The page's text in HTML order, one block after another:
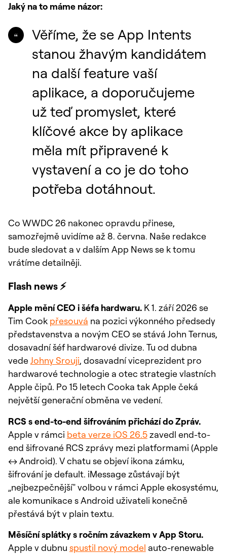
Jaký na to máme názor:
Věříme, že se App Intents
stanou žhavým kandidátem
na další feature vaší
aplikace, a doporučujeme
už teď promyslet, které
klíčové akce by aplikace
měla mít připravené k
vystavení a co je do toho
potřeba dotáhnout.
Co WWDC 26 nakonec opravdu přinese,
samozřejmě uvidíme až 8. června. Naše redakce
bude sledovat a v dalším App News se k tomu
vrátíme detailněji.
Flash news ⚡
Apple mění CEO i šéfa hardwaru.K 1. září 2026 se
Tim Cook přesouvá na pozici výkonného předsedy
představenstva a novým CEO se stává John Ternus,
dosavadní šéf hardwarové divize. Tu od dubna
vedeJohny Srouji, dosavadní viceprezident pro
hardwarové technologie a otec strategie vlastních
Apple čipů. Po 15 letech Cooka tak Apple čeká
největší generační obměna ve vedení.
RCS s end-to-end šifrováním přichází do Zpráv.
Apple v rámci beta verze iOS 26.5zavedl end-to-
end šifrované RCS zprávy mezi platformami (Apple
↔ Android). V chatu se objeví ikona zámku,
šifrování je default. iMessage zůstávají být
„nejbezpečnější" volbou v rámci Apple ekosystému,
ale komunikace s Android uživateli konečně
přestává být v plain textu.
Měsíční splátky s ročním závazkem v App Storu.
Apple v dubnu spustil nový model auto-renewable